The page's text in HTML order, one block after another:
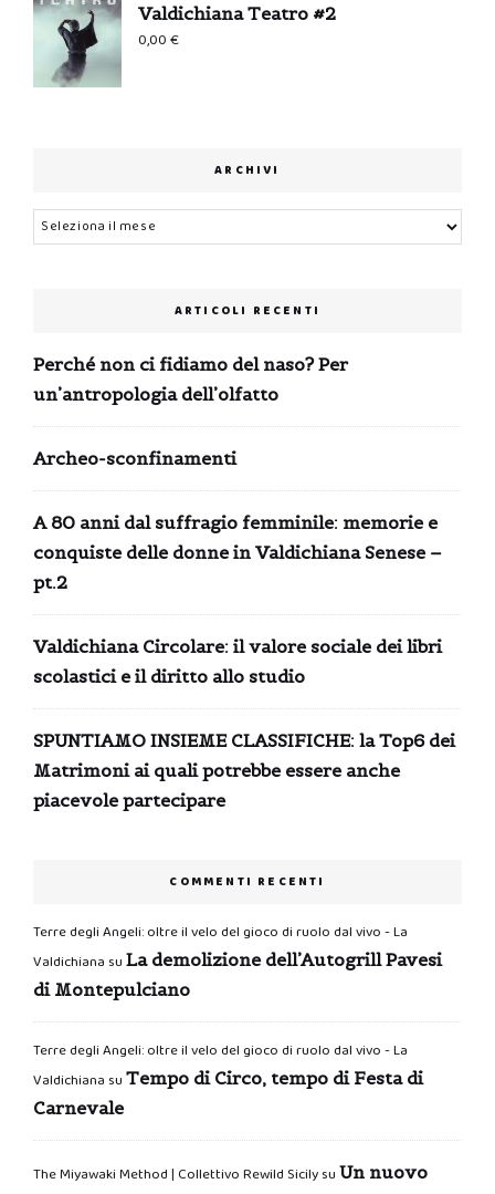
Valdichiana Teatro #2
0,00€
ARCHIVI
Archivi
ARTICOLI RECENTI
Perché non ci fidiamo del naso? Per
un’antropologia dell’olfatto
Archeo-sconfinamenti
A 80 anni dal suffragio femminile: memorie e
conquiste delle donne in Valdichiana Senese –
pt.2
Valdichiana Circolare: il valore sociale dei libri
scolastici e il diritto allo studio
SPUNTIAMO INSIEME CLASSIFICHE: la Top6 dei
Matrimoni ai quali potrebbe essere anche
piacevole partecipare
COMMENTI RECENTI
Terre degli Angeli: oltre il velo del gioco di ruolo dal vivo - La
Valdichiana su La demolizione dell’Autogrill Pavesi
di Montepulciano
Terre degli Angeli: oltre il velo del gioco di ruolo dal vivo - La
Valdichiana su Tempo di Circo, tempo di Festa di
Carnevale
The Miyawaki Method | Collettivo Rewild Sicilysu Un nuovo